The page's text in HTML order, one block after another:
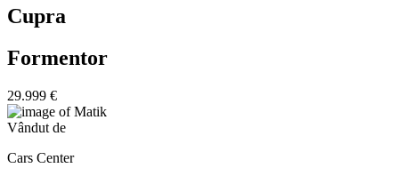
Cupra
Formentor
29.999 €
Vândut de
Cars Center